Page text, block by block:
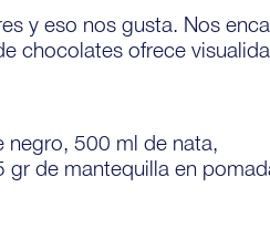
y eso nos gusta. Nos
chocolates ofrece
500 ml de nata,
de mantequilla en